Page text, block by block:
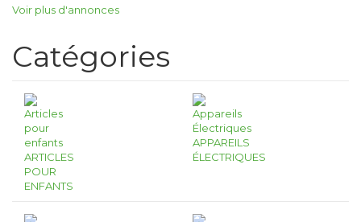
Voir plus d'annonces
Catégories
ARTICLES
POUR
ENFANTS
APPAREILS
ÉLECTRIQUES